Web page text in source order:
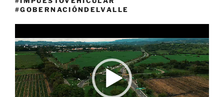
#GOBERNACIÓNDELVALLE
de
vídeo